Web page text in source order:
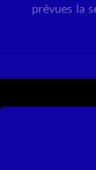
prévues la
ont déjà
Au cours